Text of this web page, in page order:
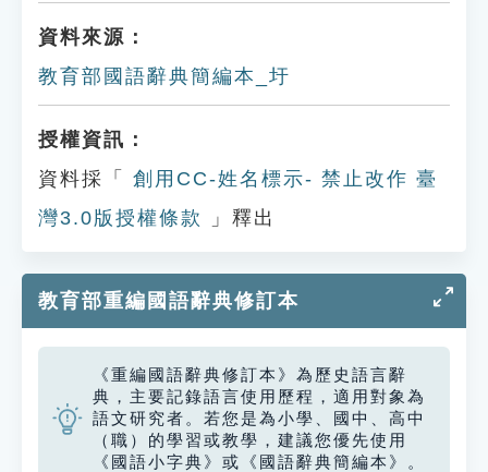
資料來源：
教育部國語辭典簡編本_圩
授權資訊：
資料採「
創用CC-姓名標示- 禁止改作 臺
灣3.0版授權條款
」釋出
教育部重編國語辭典修訂本
《重編國語辭典修訂本》為歷史語言辭
典，主要記錄語言使用歷程，適用對象為
語文研究者。若您是為小學、國中、高中
（職）的學習或教學，建議您優先使用
《國語小字典》或《國語辭典簡編本》。